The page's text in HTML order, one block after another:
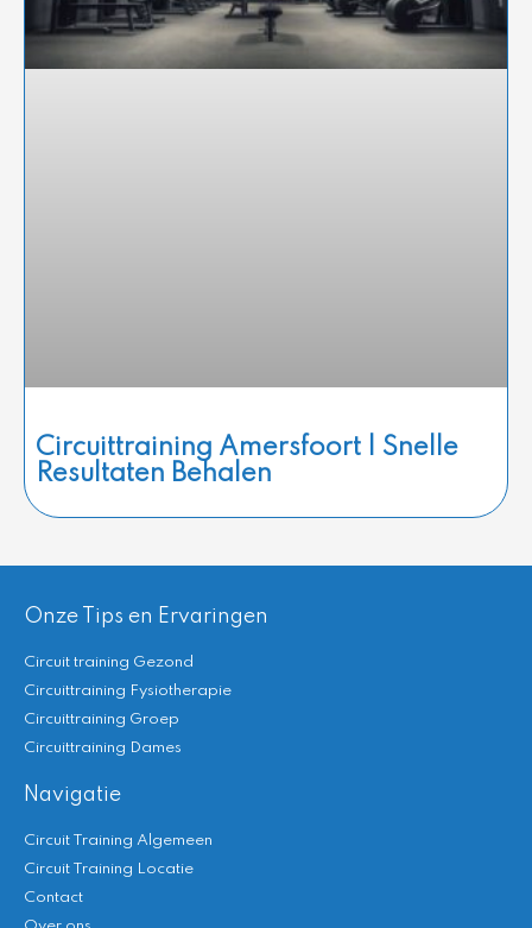
Circuittraining Amersfoort | Snelle
Resultaten Behalen
Onze Tips en Ervaringen
Circuit training Gezond
Circuittraining Fysiotherapie
Circuittraining Groep
Circuittraining Dames
Navigatie
Circuit Training Algemeen
Circuit Training Locatie
Contact